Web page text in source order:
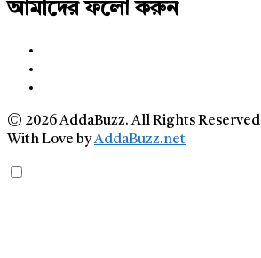
আমাদের ফলো করুন
© 2026 AddaBuzz. All Rights Reserved
With Love byAddaBuzz.net